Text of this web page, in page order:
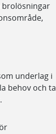
brolösningar
underlag i
behov och ta